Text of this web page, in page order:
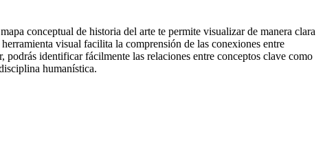
conceptual de historia del arte te permite visualizar de manera clara
visual facilita la comprensión de las conexiones entre
podrás identificar fácilmente las relaciones entre conceptos clave como
humanística.